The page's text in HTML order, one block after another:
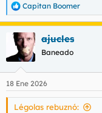
R
e
a
c
i
e
s
Capitan Boomer
ajucles
Baneado
18 Ene 2026
Légolas rebuznó: